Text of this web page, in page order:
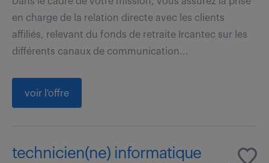
en charge de la relation directe avec les clients
affiliés, relevant du fonds de retraite Ircantec sur les
différents canaux de communication...
voir l'offre
technicien(ne) informatique